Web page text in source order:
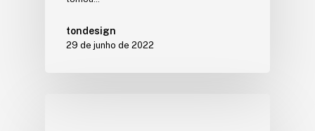
tondesign
29 de junho de 2022